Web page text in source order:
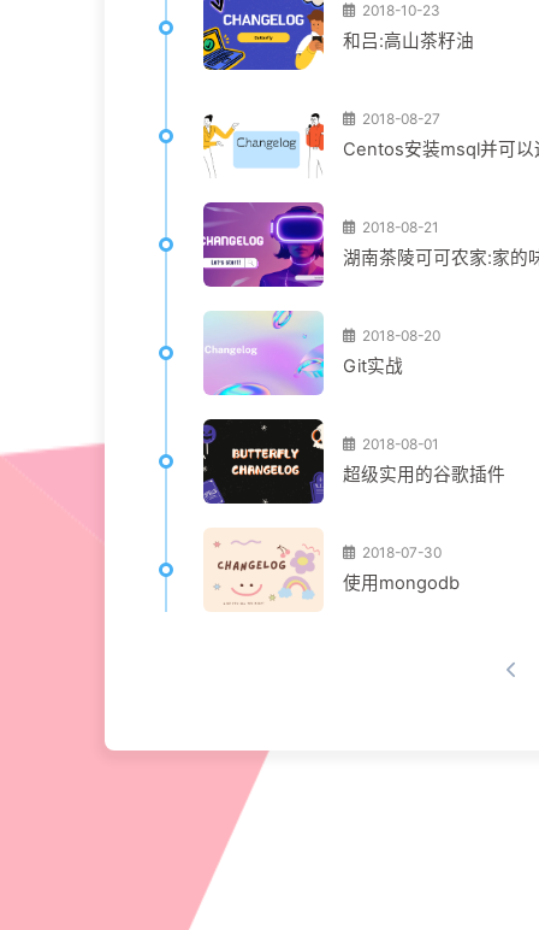
2018-10-23
和吕:高山茶籽油
2018-08-27
Centos安装msql并可以
2018-08-21
湖南茶陵可可农家:家的
2018-08-20
Git实战
2018-08-01
超级实用的谷歌插件
2018-07-30
使用mongodb